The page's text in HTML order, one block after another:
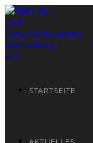
Zum
Inhalt
springen
STARTSEITE